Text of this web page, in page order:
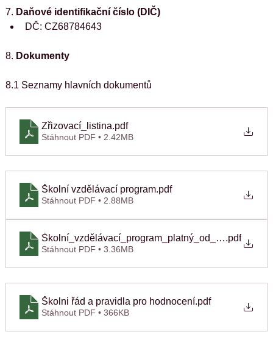
7. Daňové identifikační číslo (DIČ)
DČ: CZ68784643
8. Dokumenty
8.1 Seznamy hlavních dokumentů
Zřizovací_listina.pdf
Stáhnout PDF • 2.42MB
Školní vzdělávací program.pdf
Stáhnout PDF • 2.88MB
Školní_vzdělávací_program_platný_od_1.9.18
.pdf
Stáhnout PDF • 3.36MB
Školni řád a pravidla pro hodnocení.pdf
Stáhnout PDF • 366KB